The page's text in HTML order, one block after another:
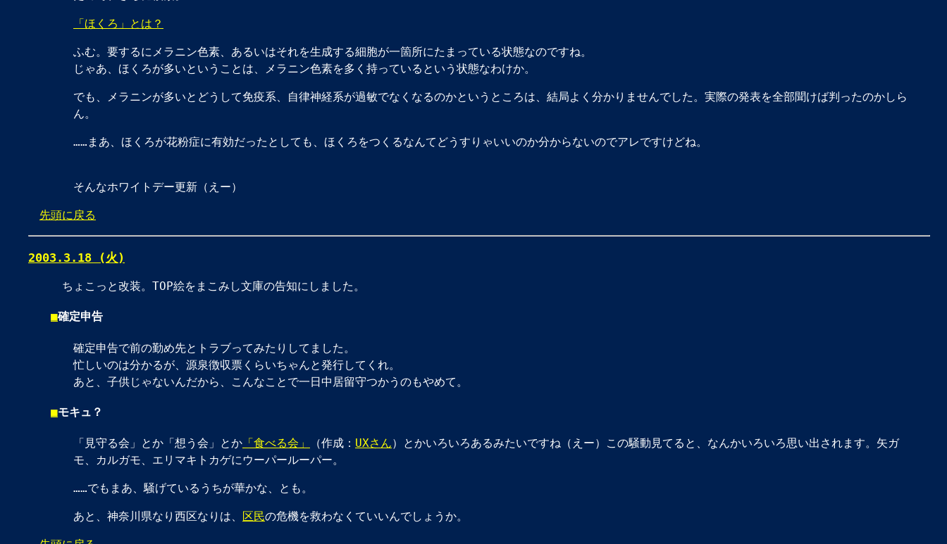
「ほくろ」とは？
ふむ。要するにメラニン色素、あるいはそれを生成する細胞が一箇所にたまっている状態なのですね。
じゃあ、ほくろが多いということは、メラニン色素を多く持っているという状態なわけか。
でも、メラニンが多いとどうして免疫系、自律神経系が過敏でなくなるのかというところは、結局よく分かりませんでした。実際の発表を全部聞けば判ったのかしら
ん。
……まあ、ほくろが花粉症に有効だったとしても、ほくろをつくるなんてどうすりゃいいのか分からないのでアレですけどね。
そんなホワイトデー更新（えー）
先頭に戻る
2003.3.18 (火)
ちょこっと改装。TOP絵をまこみし文庫の告知にしました。
■確定申告
確定申告で前の勤め先とトラブってみたりしてました。
忙しいのは分かるが、源泉徴収票くらいちゃんと発行してくれ。
あと、子供じゃないんだから、こんなことで一日中居留守つかうのもやめて。
■モキュ？
「見守る会」とか「想う会」とか 「食べる会」 （作成： UXさん）とかいろいろあるみたいですね（えー）この騒動見てると、なんかいろいろ思い出されます。矢ガ
モ、カルガモ、エリマキトカゲにウーパールーパー。
……でもまあ、騒げているうちが華かな、とも。
あと、神奈川県なり西区なりは、 区民の危機を救わなくていいんでしょうか。